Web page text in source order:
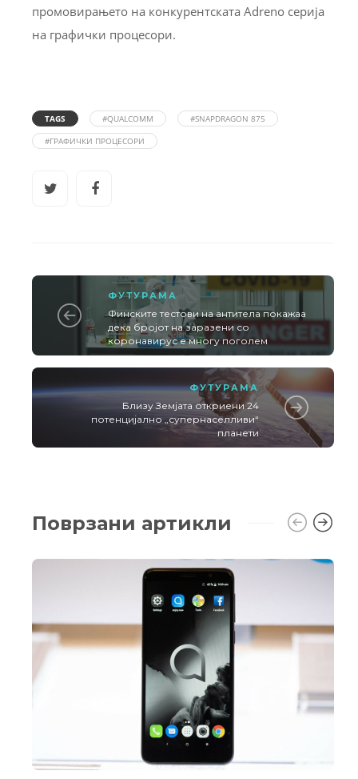
промовирањето на конкурентската Adreno серија
на графички процесори.
TAGS #QUALCOMM
#SNAPDRAGON 875
#ГРАФИЧКИ ПРОЦЕСОРИ
ФУТУРАМА
Финските тестови на антитела покажаа
дека бројот на заразени со
коронавирус е многу поголем
ФУТУРАМА
Близу Земјата откриени 24
потенцијално „супернаселливи“
планети
Поврзани артикли